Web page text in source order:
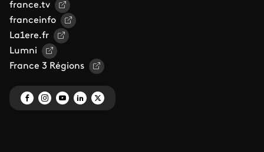
france.tv
franceinfo
La1ere.fr
Lumni
France 3 Régions